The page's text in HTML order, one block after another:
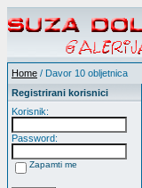
Home / Davor 10 obljetnica
Registrirani korisnici
Korisnik:
Password:
Zapamti me